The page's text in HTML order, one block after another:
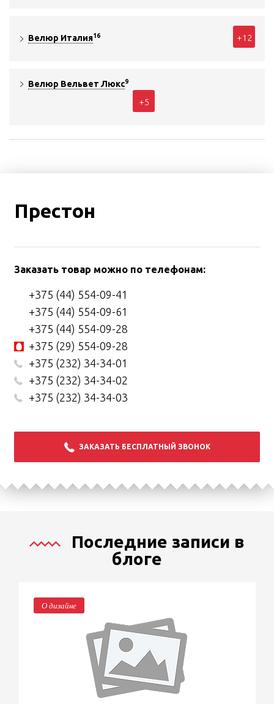
Велюр Италия16 +12
Велюр Вельвет Люкс9
+5
Престон
Заказать товар можно по телефонам:
+375 (44) 554-09-41
+375 (44) 554-09-61
+375 (44) 554-09-28
+375 (29) 554-09-28
+375 (232) 34-34-01
+375 (232) 34-34-02
+375 (232) 34-34-03
ЗАКАЗАТЬ БЕСПЛАТНЫЙ ЗВОНОК
Последние записи в
блоге
О дизайне